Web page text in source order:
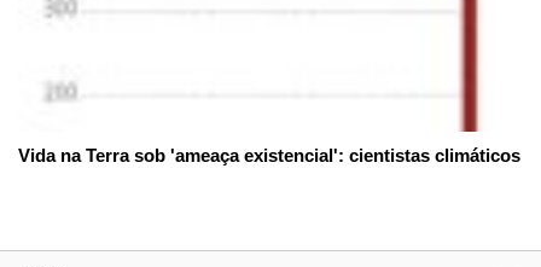
Vida na Terra sob 'ameaça existencial': cientistas climáticos